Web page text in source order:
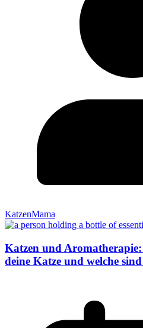
KatzenMama
Katzen und
deine Katze und welche